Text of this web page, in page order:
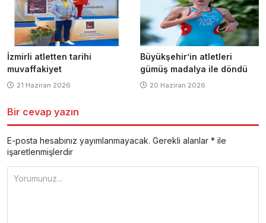
İzmirli atletten tarihi
muvaffakiyet
21 Haziran 2026
Büyükşehir’in atletleri
gümüş madalya ile döndü
20 Haziran 2026
Bir cevap yazın
E-posta hesabınız yayımlanmayacak. Gerekli alanlar * ile
işaretlenmişlerdir